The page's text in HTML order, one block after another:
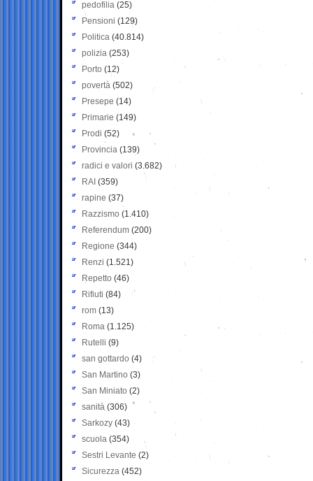
pedofilia (25)
Pensioni (129)
Politica (40.814)
polizia (253)
Porto (12)
povertà (502)
Presepe (14)
Primarie (149)
Prodi (52)
Provincia (139)
radici e valori (3.682)
RAI (359)
rapine (37)
Razzismo (1.410)
Referendum (200)
Regione (344)
Renzi (1.521)
Repetto (46)
Rifiuti (84)
rom (13)
Roma (1.125)
Rutelli (9)
san gottardo (4)
San Martino (3)
San Miniato (2)
sanità (306)
Sarkozy (43)
scuola (354)
Sestri Levante (2)
Sicurezza (452)